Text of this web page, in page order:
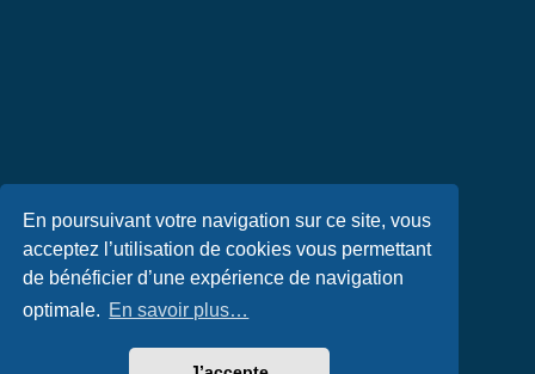
En poursuivant votre navigation sur ce site, vous
acceptez l’utilisation de cookies vous permettant
de bénéficier d’une expérience de navigation
optimale. En savoir plus…